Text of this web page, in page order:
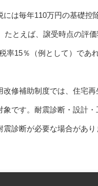
は毎年110万円の基礎控
とえば、譲受時点の評
率15％（例として）であ
修補助制度では、住宅
です。耐震診断・設計
診断が必要な場合があり